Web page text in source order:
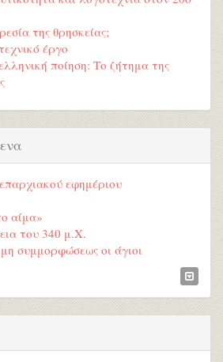
της θρησκείας;
έργο
ποίηση: Το ζήτημα της
εφημέριου
αίμα»
του 340 μ.Χ.
συμμορφώσεως οι άγιοι